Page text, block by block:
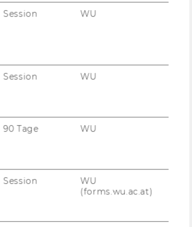
Session WU
Session WU
90 Tage WU
Session
WU
(forms.wu.ac.at)